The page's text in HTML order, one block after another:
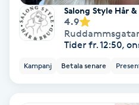
Kemisk peeling
Keratinbehandling
Salong Style Hår
4.9
Tider fr. 12:50,
Kampanj Betala senare